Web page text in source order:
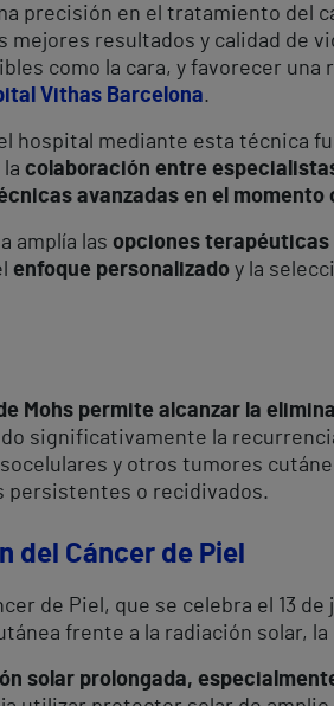
precisión en el tratamiento del
resultados y calidad de
como la cara, y favorecer una
Vithas Barcelona.
hospital mediante esta técnica
colaboración entre
avanzadas en el momento
amplía las opciones terapéuticas
enfoque personalizado y la
Mohs permite alcanzar la
significativamente la
y otros tumores
persistentes o recidivados.
del Cáncer de Piel
de Piel, que se celebra el 13
frente a la radiación solar,
solar prolongada,